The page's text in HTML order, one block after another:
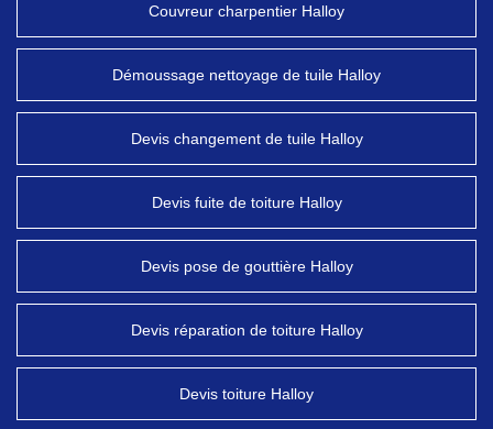
Couvreur charpentier Halloy
Démoussage nettoyage de tuile Halloy
Devis changement de tuile Halloy
Devis fuite de toiture Halloy
Devis pose de gouttière Halloy
Devis réparation de toiture Halloy
Devis toiture Halloy